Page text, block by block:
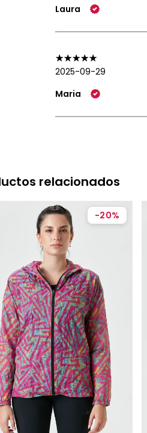
Laura
2025-09-29
Maria
relacionados
-20%